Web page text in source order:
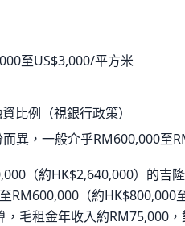
至US$3,000/平方米
比例（視銀行政策）
異，一般介乎RM600,000至
（約HK$2,640,000）的吉
RM600,000（約HK$800,000
毛租金年收入約RM75,000